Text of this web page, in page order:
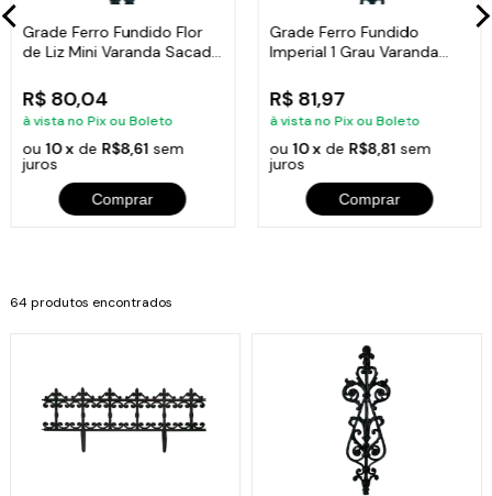
Grade Ferro Fundido Flor
de Liz Mini Varanda Sacada
R$ 80,04
à vista no Pix ou Boleto
ou10 x de R$8,61 sem
juros
Comprar
Grade Ferro Fundido
Imperial 1 Grau Varanda
R$ 81,97
à vista no Pix ou Boleto
ou 10 x de R$8,81 sem
juros
Comprar
64 produtos encontrados